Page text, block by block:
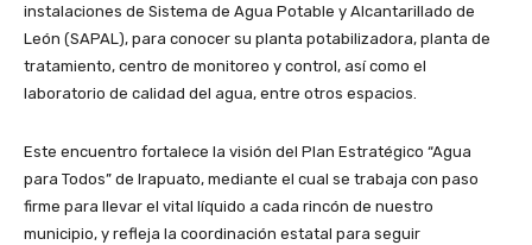
instalaciones de Sistema de Agua Potable y Alcantarillado de
León (SAPAL), para conocer su planta potabilizadora, planta de
tratamiento, centro de monitoreo y control, así como el
laboratorio de calidad del agua, entre otros espacios.
Este encuentro fortalece la visión del Plan Estratégico “Agua
para Todos” de Irapuato, mediante el cual se trabaja con paso
firme para llevar el vital líquido a cada rincón de nuestro
municipio, y refleja la coordinación estatal para seguir